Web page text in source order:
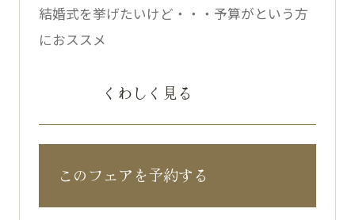
結婚式を挙げたいけど・・・予算がという方
におススメ
くわしく見る
このフェアを予約する